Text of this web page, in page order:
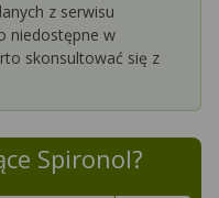
z serwisu
niedostępne w
skonsultować się z
Spironol?